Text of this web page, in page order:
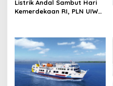
Listrik Andal Sambut Hari
Kemerdekaan RI, PLN UIW